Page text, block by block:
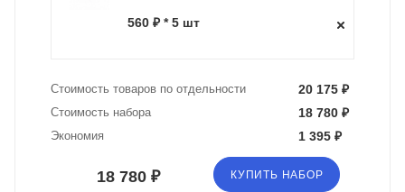
560 ₽ * 5 шт
Стоимость товаров по отдельности 20 175 ₽
Стоимость набора 18 780 ₽
Экономия 1 395 ₽
18 780 ₽ КУПИТЬ НАБОР